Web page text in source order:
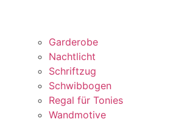
Garderobe
Nachtlicht
Schriftzug
Schwibbogen
Regal für Tonies
Wandmotive